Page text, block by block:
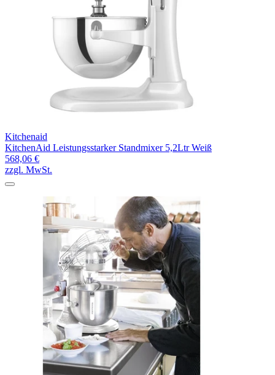
Kitchenaid
KitchenAid Leistungsstarker Standmixer 5,2Ltr Weiß
568,06 €
zzgl. MwSt.